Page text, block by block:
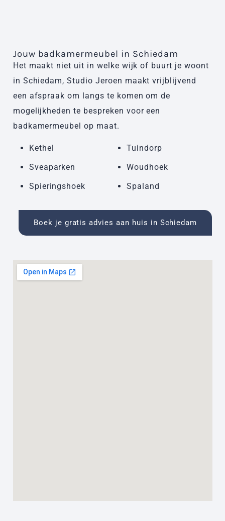
Jouw badkamermeubel in Schiedam
Het maakt niet uit in welke wijk of buurt je woont
in Schiedam, Studio Jeroen maakt vrijblijvend
een afspraak om langs te komen om de
mogelijkheden te bespreken voor een
badkamermeubel op maat.
Kethel
Tuindorp
Sveaparken
Woudhoek
Spieringshoek
Spaland
Boek je gratis advies aan huis in Schiedam